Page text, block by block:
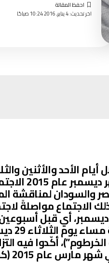
اخر تحديث: 4 يناير, 2016 10:24 صباحًا
أيام الأحد والأثنين
والعشرين
والسودان لمناقشة
الاجتماع مواصلةً
11 و12 من ديسمبر، أي قبل
أكّدوا فيه
سنناقش لاحقاً في هذا المقال).